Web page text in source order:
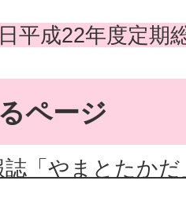
平成22年度定期
ページ
誌「やまとたかだ